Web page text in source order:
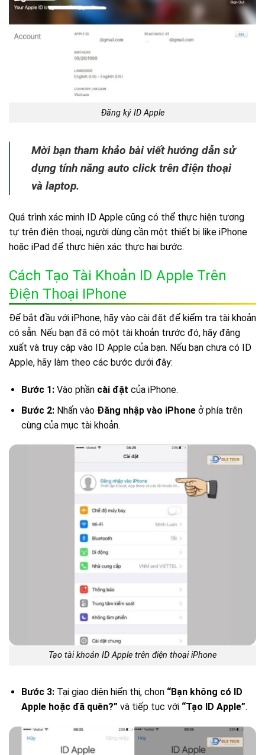
Đăng ký ID Apple
Mời bạn tham khảo bài viết hướng dẫn sử
dụng tính năng auto click trên điện thoại
và laptop.
Quá trình xác minh ID Apple cũng có thể thực hiện tương
tự trên điện thoại, người dùng cần một thiết bị like iPhone
hoặc iPad để thực hiện xác thực hai bước.
Cách Tạo Tài Khoản ID Apple Trên
Điện Thoại IPhone
Để bắt đầu với iPhone, hãy vào cài đặt để kiểm tra tài khoản
có sẵn. Nếu bạn đã có một tài khoản trước đó, hãy đăng
xuất và truy cập vào ID Apple của bạn. Nếu bạn chưa có ID
Apple, hãy làm theo các bước dưới đây:
Bước 1:Vào phần cài đặt của iPhone.
Bước 2:Nhấn vào Đăng nhập vào iPhoneở phía trên
cùng của mục tài khoản.
Tạo tài khoản ID Apple trên điện thoại iPhone
Bước 3:Tại giao diện hiển thị, chọn “Bạn không có ID
Apple hoặc đã quên?” và tiếp tục với “Tạo ID Apple”.